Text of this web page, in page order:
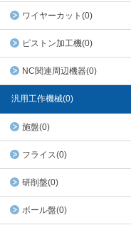
ワイヤーカット(0)
ピストン加工機(0)
NC関連周辺機器(0)
汎用工作機械(0)
施盤(0)
フライス(0)
研削盤(0)
ボール盤(0)